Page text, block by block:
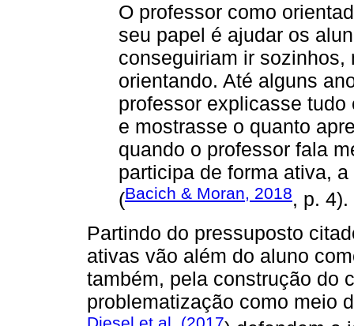
O professor como
seu papel é ajudar os
conseguiriam ir
orientando. Até alguns
professor explicasse
e mostrasse o quanto
quando o professor fala
participa de forma ativa,
(Bacich & Moran, 2018, p. 4).
Partindo do pressuposto
ativas vão além do aluno
também, pela construção do
problematização como meio